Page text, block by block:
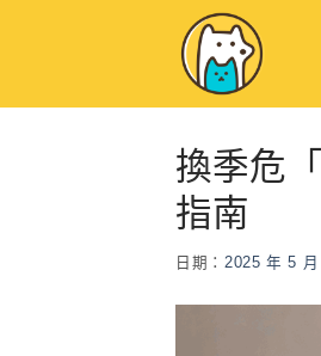
換季危
指南
日期： 2025 年 5 月